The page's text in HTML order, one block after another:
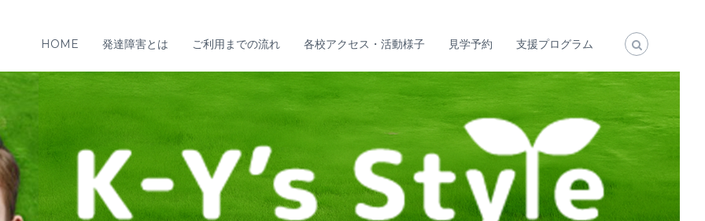
HOME 発達障害とは ご利用までの流れ 各校アクセス・活動様子 見学予約 支援プログラム